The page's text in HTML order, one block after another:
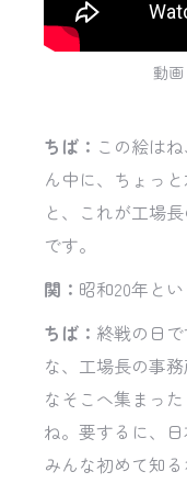
動画
ちば： この絵は
ん中に、ちょっ
と、これが工場
です。
関： 昭和20年とい
ちば： 終戦の日
な、工場長の事
なそこへ集まっ
ね。要するに、
みんな初めて知